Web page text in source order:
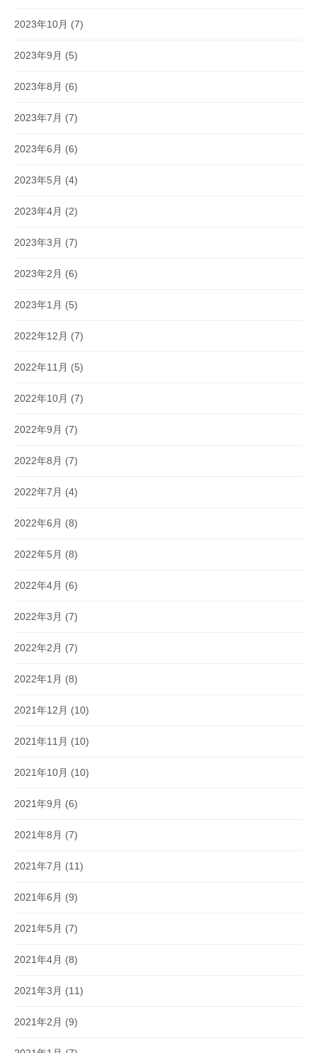
2023年10月 (7)
2023年9月 (5)
2023年8月 (6)
2023年7月 (7)
2023年6月 (6)
2023年5月 (4)
2023年4月 (2)
2023年3月 (7)
2023年2月 (6)
2023年1月 (5)
2022年12月 (7)
2022年11月 (5)
2022年10月 (7)
2022年9月 (7)
2022年8月 (7)
2022年7月 (4)
2022年6月 (8)
2022年5月 (8)
2022年4月 (6)
2022年3月 (7)
2022年2月 (7)
2022年1月 (8)
2021年12月 (10)
2021年11月 (10)
2021年10月 (10)
2021年9月 (6)
2021年8月 (7)
2021年7月 (11)
2021年6月 (9)
2021年5月 (7)
2021年4月 (8)
2021年3月 (11)
2021年2月 (9)